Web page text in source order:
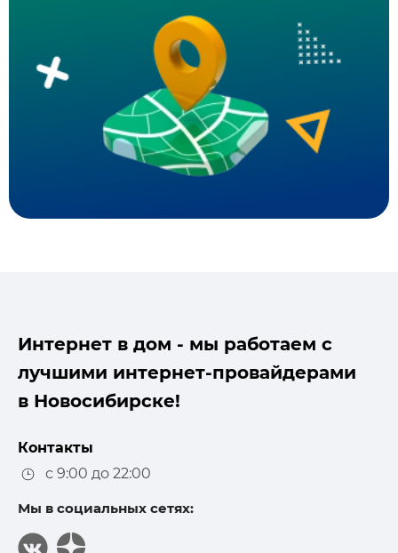
Интернет в дом - мы работаем с
лучшими интернет-провайдерами
в Новосибирске!
Контакты
с 9:00 до 22:00
Мы в социальных сетях: